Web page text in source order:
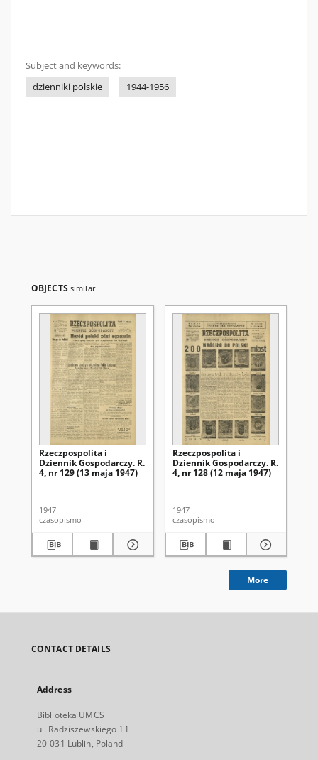
Subject and keywords:
dzienniki polskie
1944-1956
OBJECTS similar
Rzeczpospolita i
Dziennik Gospodarczy. R.
4, nr 129 (13 maja 1947)
1947
czasopismo
Rzeczpospolita i
Dziennik Gospodarczy. R.
4, nr 128 (12 maja 1947)
1947
czasopismo
More
CONTACT DETAILS
Address
Biblioteka UMCS
ul. Radziszewskiego 11
20-031 Lublin, Poland